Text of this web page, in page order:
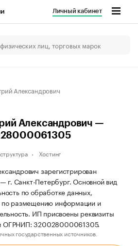
Личный кабинет
Александрович
Александрович —
Хостинг
зарегистрирован
г. Санкт-Петербург. Основной вид
по обработке данных,
по размещению информации и
ИП присвоены реквизиты
ОГРНИП: 320028000061305.
государственных источников.